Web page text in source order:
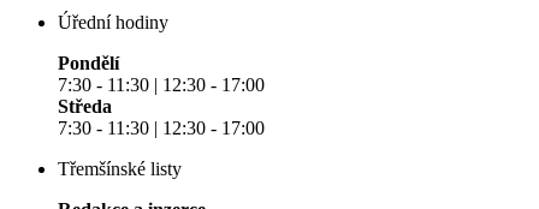
Úřední hodiny
Pondělí
7:30 - 11:30 | 12:30 - 17:00
Středa
7:30 - 11:30 | 12:30 - 17:00
Třemšínské listy